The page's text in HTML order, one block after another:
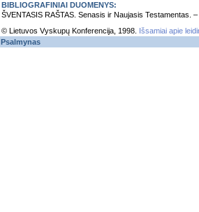
BIBLIOGRAFINIAI DUOMENYS:
ŠVENTASIS RAŠTAS. Senasis ir Naujasis Testamentas.
© Lietuvos Vyskupų Konferencija, 1998.
Išsamiai apie
Psalmynas